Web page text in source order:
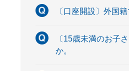
〔口座開設〕外国
〔15歳未満のお子
か。